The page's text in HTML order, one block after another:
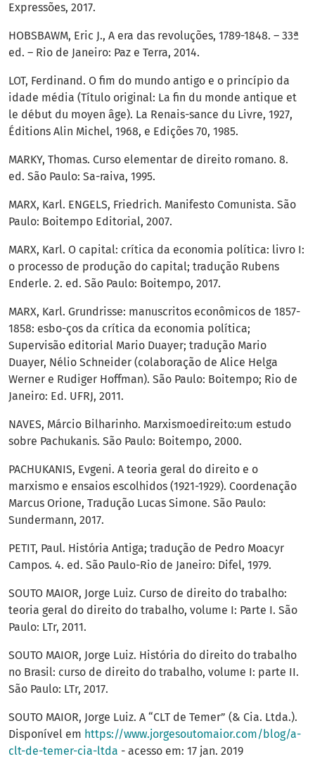
Expressões, 2017.
HOBSBAWM, Eric J., A era das revoluções, 1789-1848. – 33ª
ed. – Rio de Janeiro: Paz e Terra, 2014.
LOT, Ferdinand. O fim do mundo antigo e o princípio da
idade média (Título original: La fin du monde antique et
le début du moyen âge). La Renais-sance du Livre, 1927,
Éditions Alin Michel, 1968, e Edições 70, 1985.
MARKY, Thomas. Curso elementar de direito romano. 8.
ed. São Paulo: Sa-raiva, 1995.
MARX, Karl. ENGELS, Friedrich. Manifesto Comunista. São
Paulo: Boitempo Editorial, 2007.
MARX, Karl. O capital: crítica da economia política: livro I:
o processo de produção do capital; tradução Rubens
Enderle. 2. ed. São Paulo: Boitempo, 2017.
MARX, Karl. Grundrisse: manuscritos econômicos de 1857-
1858: esbo-ços da crítica da economia política;
Supervisão editorial Mario Duayer; tradução Mario
Duayer, Nélio Schneider (colaboração de Alice Helga
Werner e Rudiger Hoffman). São Paulo: Boitempo; Rio de
Janeiro: Ed. UFRJ, 2011.
NAVES, Márcio Bilharinho. Marxismoedireito:um estudo
sobre Pachukanis. São Paulo: Boitempo, 2000.
PACHUKANIS, Evgeni. A teoria geral do direito e o
marxismo e ensaios escolhidos (1921-1929). Coordenação
Marcus Orione, Tradução Lucas Simone. São Paulo:
Sundermann, 2017.
PETIT, Paul. História Antiga; tradução de Pedro Moacyr
Campos. 4. ed. São Paulo-Rio de Janeiro: Difel, 1979.
SOUTO MAIOR, Jorge Luiz. Curso de direito do trabalho:
teoria geral do direito do trabalho, volume I: Parte I. São
Paulo: LTr, 2011.
SOUTO MAIOR, Jorge Luiz. História do direito do trabalho
no Brasil: curso de direito do trabalho, volume I: parte II.
São Paulo: LTr, 2017.
SOUTO MAIOR, Jorge Luiz. A “CLT de Temer” (& Cia. Ltda.).
Disponível em https://www.jorgesoutomaior.com/blog/a-
clt-de-temer-cia-ltda - acesso em: 17 jan. 2019